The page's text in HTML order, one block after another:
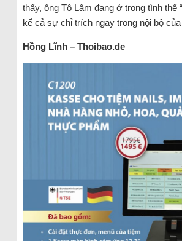
thấy, ông Tô Lâm đang ở trong tình thế
kể cả sự chỉ trích ngay trong nội bộ
Hồng Lĩnh – Thoibao.de